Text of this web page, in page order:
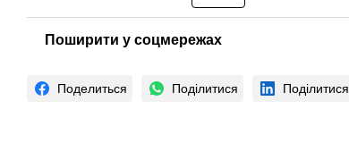
Поширити у соцмережах
Поделиться Поділитися Поділитися